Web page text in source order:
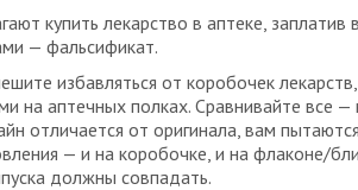
купить лекарство в аптеке, заплатив
— фальсификат.
избавляться от коробочек
на аптечных полках. Сравнивайте все —
отличается от оригинала, вам
— и на коробочке, и на флаконе/
должны совпадать.